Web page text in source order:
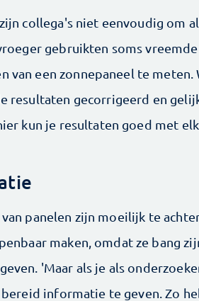
collega's niet eenvoudig om
gebruikten soms
van een zonnepaneel te meten.
resultaten gecorrigeerd en
kun je resultaten goed met
panelen zijn moeilijk te
maken, omdat ze bang
'Maar als je als
informatie te geven. Zo